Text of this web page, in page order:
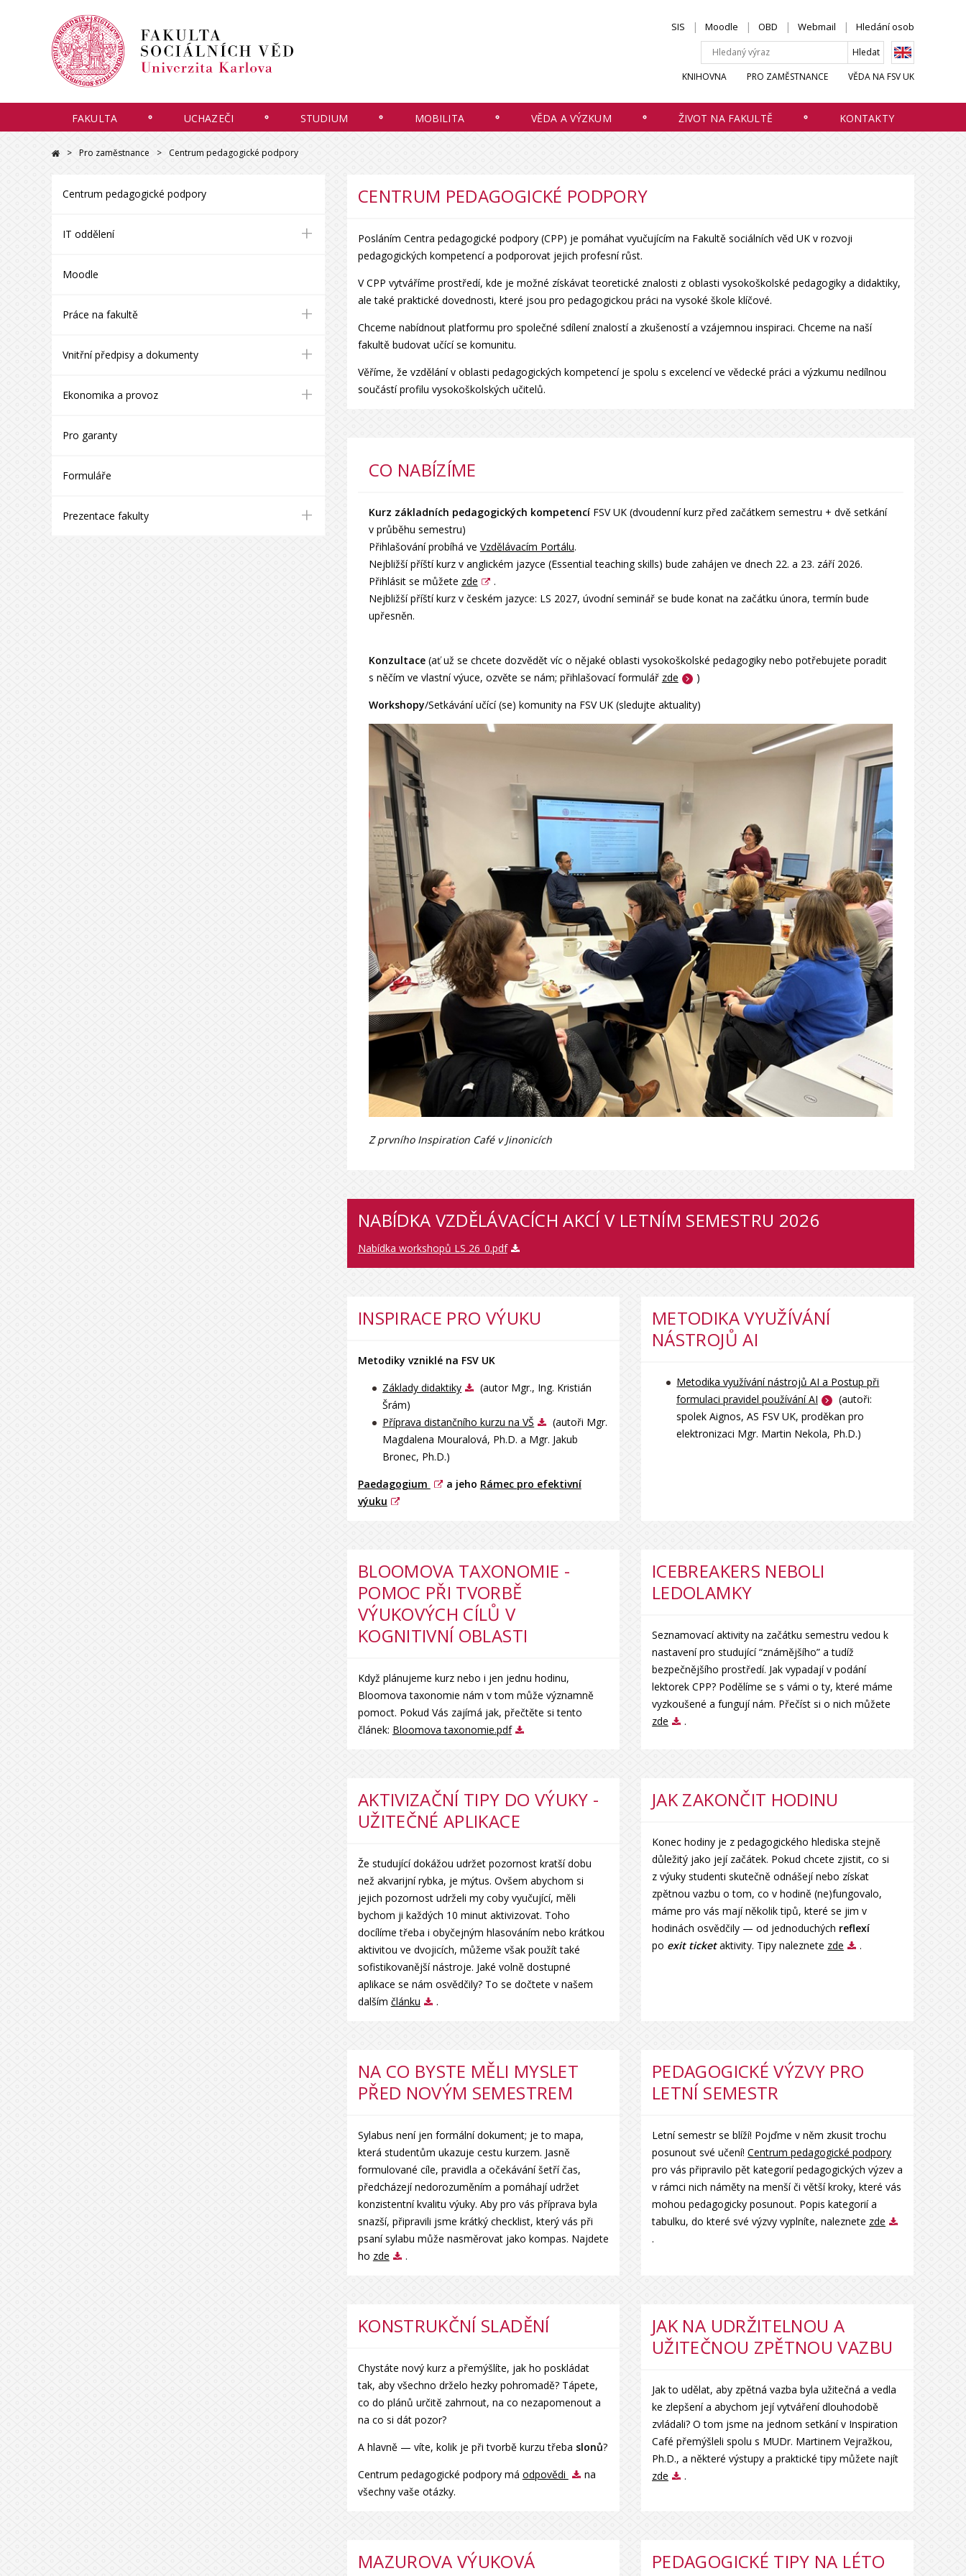
SIS Moodle OBD Webmail Hledání osob
KNIHOVNA PRO ZAMĚSTNANCE VĚDA NA FSV UK
FAKULTA UCHAZEČI STUDIUM MOBILITA VĚDA A VÝZKUM ŽIVOT NA FAKULTĚ KONTAKTY
Pro zaměstnance Centrum pedagogické podpory
Centrum pedagogické podpory
IT oddělení +
Moodle
Práce na fakultě +
Vnitřní předpisy a dokumenty +
Ekonomika a provoz +
Pro garanty
Formuláře
Prezentace fakulty +
CENTRUM PEDAGOGICKÉ PODPORY
Posláním Centra pedagogické podpory (CPP) je pomáhat vyučujícím na Fakultě sociálních věd UK v rozvoji
pedagogických kompetencí a podporovat jejich profesní růst.
V CPP vytváříme prostředí, kde je možné získávat teoretické znalosti z oblasti vysokoškolské pedagogiky a didaktiky,
ale také praktické dovednosti, které jsou pro pedagogickou práci na vysoké škole klíčové.
Chceme nabídnout platformu pro společné sdílení znalostí a zkušeností a vzájemnou inspiraci. Chceme na naší
fakultě budovat učící se komunitu.
Věříme, že vzdělání v oblasti pedagogických kompetencí je spolu s excelencí ve vědecké práci a výzkumu nedílnou
součástí profilu vysokoškolských učitelů.
CO NABÍZÍME
Kurz základních pedagogických kompetencíFSV UK (dvoudenní kurz před začátkem semestru + dvě setkání
v průběhu semestru)
Přihlašování probíhá ve Vzdělávacím Portálu.
Nejbližší příští kurz v anglickém jazyce (Essential teaching skills) bude zahájen ve dnech 22. a 23. září 2026.
Přihlásit se můžete zde
.
Nejbližší příští kurz v českém jazyce: LS 2027, úvodní seminář se bude konat na začátku února, termín bude
upřesněn.
Konzultace (ať už se chcete dozvědět víc o nějaké oblasti vysokoškolské pedagogiky nebo potřebujete poradit
s něčím ve vlastní výuce, ozvěte se nám; přihlašovací formulář zde
)
Workshopy/Setkávání učící (se) komunity na FSV UK (sledujte aktuality)
Z prvního Inspiration Café v Jinonicích
NABÍDKA VZDĚLÁVACÍCH AKCÍ V LETNÍM SEMESTRU 2026
Nabídka workshopů LS 26_0.pdf
INSPIRACE PRO VÝUKU
Metodiky vzniklé na FSV UK
Základy didaktiky
(autor Mgr., Ing. Kristián
Šrám)
Příprava distančního kurzu na VŠ
(autoři Mgr.
Magdalena Mouralová, Ph.D. a Mgr. Jakub
Bronec, Ph.D.)
Paedagogium
a jeho Rámec pro efektivní
výuku
METODIKA VYUŽÍVÁNÍ
NÁSTROJŮ AI
Metodika využívání nástrojů AI a Postup při
formulaci pravidel používání AI
(autoři:
spolek Aignos, AS FSV UK, proděkan pro
elektronizaci Mgr. Martin Nekola, Ph.D.)
BLOOMOVA TAXONOMIE -
POMOC PŘI TVORBĚ
VÝUKOVÝCH CÍLŮ V
KOGNITIVNÍ OBLASTI
Když plánujeme kurz nebo i jen jednu hodinu,
Bloomova taxonomie nám v tom může významně
pomoct. Pokud Vás zajímá jak, přečtěte si tento
článek: Bloomova taxonomie.pdf
ICEBREAKERS NEBOLI
LEDOLAMKY
Seznamovací aktivity na začátku semestru vedou k
nastavení pro studující “známějšího” a tudíž
bezpečnějšího prostředí. Jak vypadají v podání
lektorek CPP? Podělíme se s vámi o ty, které máme
vyzkoušené a fungují nám. Přečíst si o nich můžete
zde
.
AKTIVIZAČNÍ TIPY DO VÝUKY -
UŽITEČNÉ APLIKACE
Že studující dokážou udržet pozornost kratší dobu
než akvarijní rybka, je mýtus. Ovšem abychom si
jejich pozornost udrželi my coby vyučující, měli
bychom ji každých 10 minut aktivizovat. Toho
docílíme třeba i obyčejným hlasováním nebo krátkou
aktivitou ve dvojicích, můžeme však použít také
sofistikovanější nástroje. Jaké volně dostupné
aplikace se nám osvědčily? To se dočtete v našem
dalším článku .
JAK ZAKONČIT HODINU
Konec hodiny je z pedagogického hlediska stejně
důležitý jako její začátek. Pokud chcete zjistit, co si
z výuky studenti skutečně odnášejí nebo získat
zpětnou vazbu o tom, co v hodině (ne)fungovalo,
máme pro vás mají několik tipů, které se jim v
hodinách osvědčily — od jednoduchých reflexí
po exit ticketaktivity. Tipy naleznete zde .
NA CO BYSTE MĚLI MYSLET
PŘED NOVÝM SEMESTREM
Sylabus není jen formální dokument; je to mapa,
která studentům ukazuje cestu kurzem. Jasně
formulované cíle, pravidla a očekávání šetří čas,
předcházejí nedorozuměním a pomáhají udržet
konzistentní kvalitu výuky. Aby pro vás příprava byla
snazší, připravili jsme krátký checklist, který vás při
psaní sylabu může nasměrovat jako kompas. Najdete
ho zde .
PEDAGOGICKÉ VÝZVY PRO
LETNÍ SEMESTR
Letní semestr se blíží! Pojďme v něm zkusit trochu
posunout své učení! Centrum pedagogické podpory
pro vás připravilo pět kategorií pedagogických výzev a
v rámci nich náměty na menší či větší kroky, které vás
mohou pedagogicky posunout. Popis kategorií a
tabulku, do které své výzvy vyplníte, naleznete zde
.
KONSTRUKČNÍ SLADĚNÍ
Chystáte nový kurz a přemýšlíte, jak ho poskládat
tak, aby všechno drželo hezky pohromadě? Tápete,
co do plánů určitě zahrnout, na co nezapomenout a
na co si dát pozor?
A hlavně — víte, kolik je při tvorbě kurzu třeba slonů?
Centrum pedagogické podpory má odpovědi
na
všechny vaše otázky.
JAK NA UDRŽITELNOU A
UŽITEČNOU ZPĚTNOU VAZBU
Jak to udělat, aby zpětná vazba byla užitečná a vedla
ke zlepšení a abychom její vytváření dlouhodobě
zvládali? O tom jsme na jednom setkání v Inspiration
Café přemýšleli spolu s MUDr. Martinem Vejražkou,
Ph.D., a některé výstupy a praktické tipy můžete najít
zde
.
MAZUROVA VÝUKOVÁ
PEDAGOGICKÉ TIPY NA LÉTO